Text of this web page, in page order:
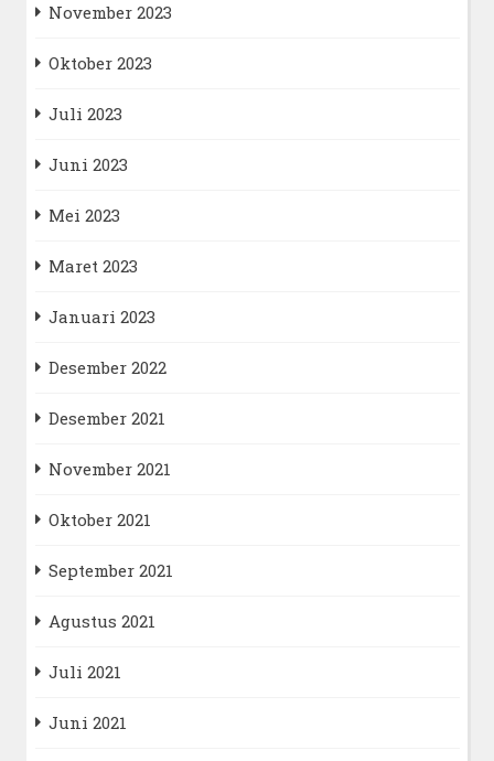
November 2023
Oktober 2023
Juli 2023
Juni 2023
Mei 2023
Maret 2023
Januari 2023
Desember 2022
Desember 2021
November 2021
Oktober 2021
September 2021
Agustus 2021
Juli 2021
Juni 2021